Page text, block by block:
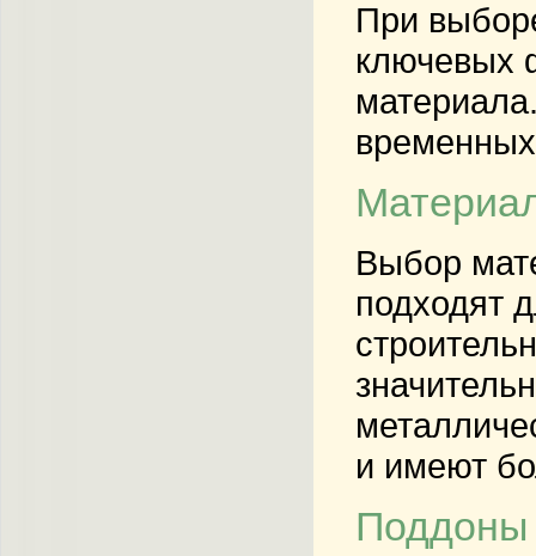
При
ключевых
временных
Выбор
подходят
и имеют
Поддоны